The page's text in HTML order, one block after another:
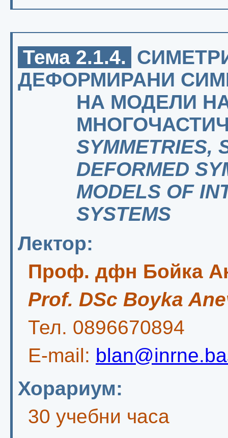
Тема 2.1.4.
ДЕФОРМИРАНИ
НА МОДЕЛИ
SYMMETRIES,
DEFORMED
MODELS OF
SYSTEMS
Лектор:
Проф. дфн Бойка
Prof. DSc Boyka
Тел. 0896670894
E-mail:
Хорариум:
30 учебни часа